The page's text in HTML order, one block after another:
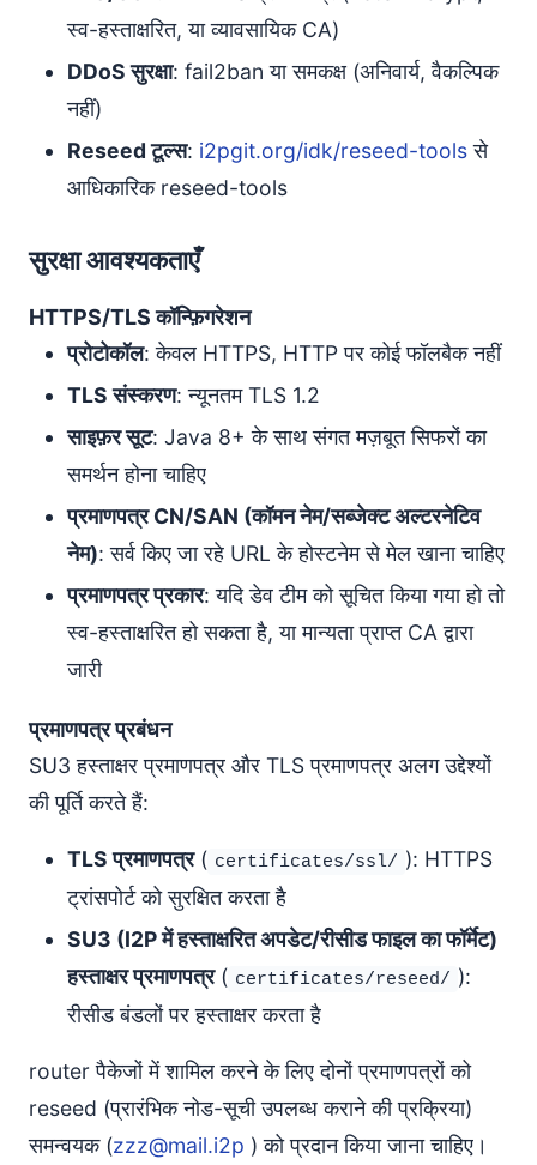
स्व-हस्ताक्षरित, या व्यावसायिक CA)
DDoS सुरक्षा: fail2ban या समकक्ष (अनिवार्य, वैकल्पिक
नहीं)
Reseed टूल्स: i2pgit.org/idk/reseed-toolsसे
आधिकारिक reseed-tools
सुरक्षा आवश्यकताएँ
HTTPS/TLS कॉन्फ़िगरेशन
प्रोटोकॉल: केवल HTTPS, HTTP पर कोई फॉलबैक नहीं
TLS संस्करण: न्यूनतम TLS 1.2
साइफ़र सूट: Java 8+ के साथ संगत मज़बूत सिफरों का
समर्थन होना चाहिए
प्रमाणपत्र CN/SAN (कॉमन नेम/सब्जेक्ट अल्टरनेटिव
नेम): सर्व किए जा रहे URL के होस्टनेम से मेल खाना चाहिए
प्रमाणपत्र प्रकार: यदि डेव टीम को सूचित किया गया हो तो
स्व-हस्ताक्षरित हो सकता है, या मान्यता प्राप्त CA द्वारा
जारी
प्रमाणपत्र प्रबंधन
SU3 हस्ताक्षर प्रमाणपत्र और TLS प्रमाणपत्र अलग उद्देश्यों
की पूर्ति करते हैं:
TLS प्रमाणपत्र( certificates/ssl/ ): HTTPS
ट्रांसपोर्ट को सुरक्षित करता है
SU3 (I2P में हस्ताक्षरित अपडेट/रीसीड फाइल का फॉर्मेट)
हस्ताक्षर प्रमाणपत्र( certificates/reseed/ ):
रीसीड बंडलों पर हस्ताक्षर करता है
router पैकेजों में शामिल करने के लिए दोनों प्रमाणपत्रों को
reseed (प्रारंभिक नोड-सूची उपलब्ध कराने की प्रक्रिया)
समन्वयक (zzz@mail.i2p ) को प्रदान किया जाना चाहिए।